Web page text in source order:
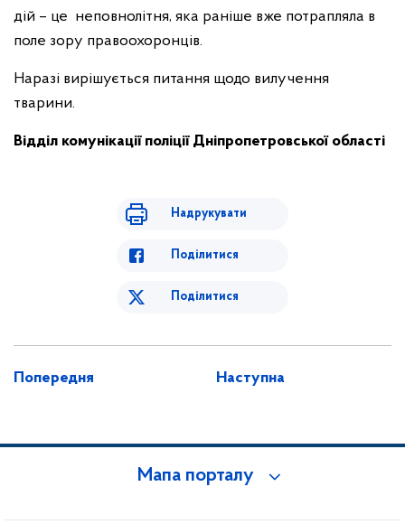
дій – це неповнолітня, яка раніше вже потрапляла в
поле зору правоохоронців.
Наразі вирішується питання щодо вилучення
тварини.
Відділ комунікації поліції Дніпропетровської області
Надрукувати
Поділитися
Поділитися
Попередня Наступна
Мапа порталу